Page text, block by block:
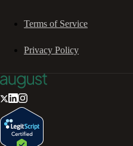
Terms of Service
Privacy Policy